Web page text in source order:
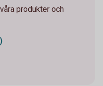
produkter och